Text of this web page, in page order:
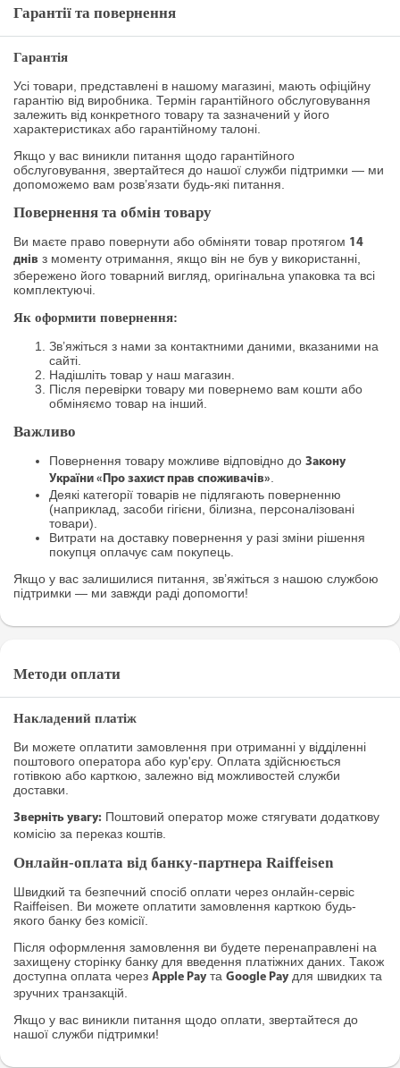
Гарантії та повернення
Гарантія
Усі товари, представлені в нашому магазині, мають офіційну
гарантію від виробника. Термін гарантійного обслуговування
залежить від конкретного товару та зазначений у його
характеристиках або гарантійному талоні.
Якщо у вас виникли питання щодо гарантійного
обслуговування, звертайтеся до нашої служби підтримки — ми
допоможемо вам розв’язати будь-які питання.
Повернення та обмін товару
Ви маєте право повернути або обміняти товар протягом 14
днів з моменту отримання, якщо він не був у використанні,
збережено його товарний вигляд, оригінальна упаковка та всі
комплектуючі.
Як оформити повернення:
Зв’яжіться з нами за контактними даними, вказаними на
сайті.
Надішліть товар у наш магазин.
Після перевірки товару ми повернемо вам кошти або
обміняємо товар на інший.
Важливо
Повернення товару можливе відповідно до Закону
України «Про захист прав споживачів».
Деякі категорії товарів не підлягають поверненню
(наприклад, засоби гігієни, білизна, персоналізовані
товари).
Витрати на доставку повернення у разі зміни рішення
покупця оплачує сам покупець.
Якщо у вас залишилися питання, зв’яжіться з нашою службою
підтримки — ми завжди раді допомогти!
Методи оплати
Накладений платіж
Ви можете оплатити замовлення при отриманні у відділенні
поштового оператора або кур'єру. Оплата здійснюється
готівкою або карткою, залежно від можливостей служби
доставки.
Зверніть увагу: Поштовий оператор може стягувати додаткову
комісію за переказ коштів.
Онлайн-оплата від банку-партнера Raiffeisen
Швидкий та безпечний спосіб оплати через онлайн-сервіс
Raiffeisen. Ви можете оплатити замовлення карткою будь-
якого банку без комісії.
Після оформлення замовлення ви будете перенаправлені на
захищену сторінку банку для введення платіжних даних. Також
доступна оплата через Apple Pay та Google Pay для швидких та
зручних транзакцій.
Якщо у вас виникли питання щодо оплати, звертайтеся до
нашої служби підтримки!